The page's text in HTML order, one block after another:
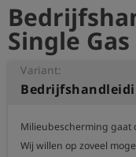
Single
Variant:
Milieubescherming gaat
Wij willen op zoveel